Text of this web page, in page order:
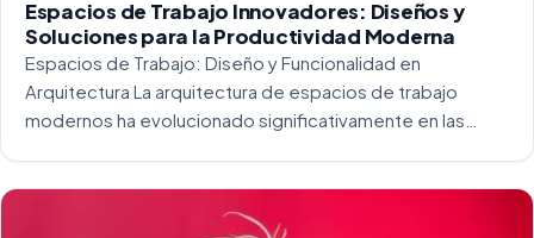
Espacios de Trabajo Innovadores: Diseños y
Soluciones para la Productividad Moderna
Espacios de Trabajo: Diseño y Funcionalidad en
Arquitectura La arquitectura de espacios de trabajo
modernos ha evolucionado significativamente en las